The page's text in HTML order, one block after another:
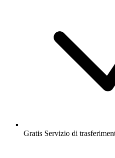
Gratis Servizio di